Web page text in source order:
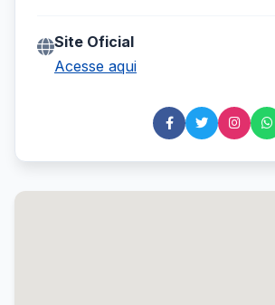
Site Oficial
Acesse aqui